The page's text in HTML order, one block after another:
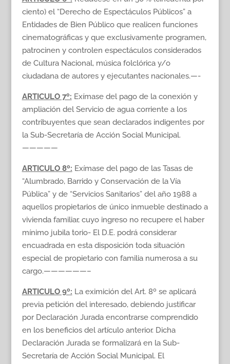
ciento) el “Derecho de Espectáculos Públicos” a
Entidades de Bien Público que realicen funciones
cinematográficas y que exclusivamente programen,
patrocinen y controlen espectáculos considerados
de Cultura Nacional, música folclórica y/o
ciudadana de autores y ejecutantes nacionales.—-
ARTICULO 7º: Exímase del pago de la conexión y
ampliación del Servicio de agua corriente a los
contribuyentes que sean declarados indigentes por
la Sub-Secretaría de Acción Social Municipal.
—————
ARTICULO 8º: Exímase del pago de las Tasas de
“Alumbrado, Barrido y Conservación de la Vía
Pública” y de “Servicios Sanitarios” del año 1988 a
aquellos propietarios de único inmueble destinado a
vivienda familiar, cuyo ingreso no recupere el haber
mínimo jubila torio- El D.E. podrá considerar
encuadrada en esta disposición toda situación
especial de propietario con familia numerosa a su
cargo.——————–
ARTICULO 9º: La eximición del Art. 8º se aplicará
previa petición del interesado, debiendo justificar
por Declaración Jurada encontrarse comprendido
en los beneficios del artículo anterior. Dicha
Declaración Jurada se formalizará en la Sub-
Secretaría de Acción Social Municipal. El